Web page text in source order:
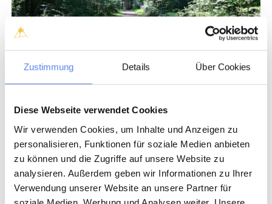
Zustimmung Details Über Cookies
Diese Webseite verwendet Cookies
Wir verwenden Cookies, um Inhalte und Anzeigen zu
personalisieren, Funktionen für soziale Medien anbieten
zu können und die Zugriffe auf unsere Website zu
analysieren. Außerdem geben wir Informationen zu Ihrer
Verwendung unserer Website an unsere Partner für
Do what?
Walk through the beautiful dune and heath landscape to the
beach. Walk through the nearby Husby Klitplantage, find
blueberries and swim in the idyllic little bathing lake.